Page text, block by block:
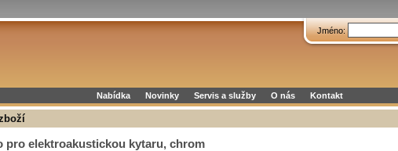
Jméno:
Nabídka Novinky Servis a služby O nás Kontakt
pro elektroakustickou kytaru, chrom